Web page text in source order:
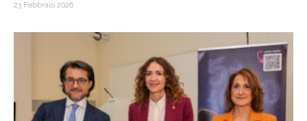
23 Febbraio 2026